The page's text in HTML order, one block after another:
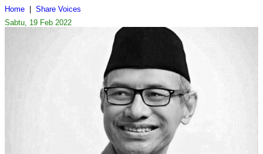
Home
Share Voices
Sabtu, 19 Feb 2022